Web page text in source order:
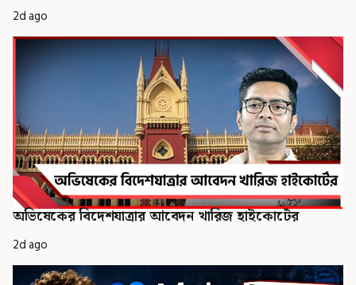
2d ago
অভিষেকের বিদেশযাত্রার আবেদন খারিজ হাইকোর্টের
2d ago